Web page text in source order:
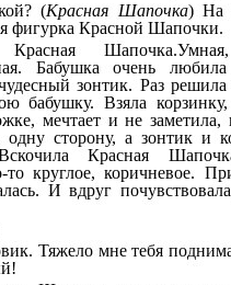
(Красная Шапочка) На
фигурка Красной Шапочки.
Красная
Бабушка очень
зонтик. Раз
бабушку. Взяла
мечтает и не заметила,
одну сторону, а зонтик и
Красная
то круглое, коричневое.
И вдруг
Тяжело мне тебя